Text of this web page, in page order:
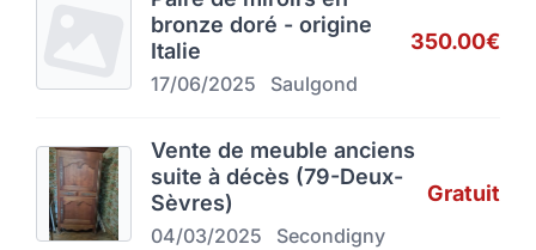
bronze doré - origine
Italie
17/06/2025 Saulgond
350.00€
Vente de meuble anciens
suite à décès (79-Deux-
Sèvres)
04/03/2025 Secondigny
Gratuit